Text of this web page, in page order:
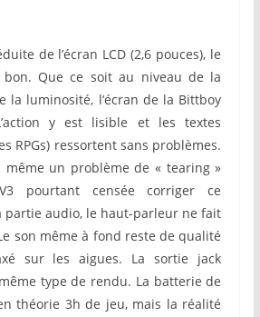
de l’écran LCD (2,6 pouces), le
Que ce soit au niveau de la
la luminosité, l’écran de la Bittboy
y est lisible et les textes
RPGs) ressortent sans problèmes.
même un problème de « tearing »
pourtant censée corriger ce
partie audio, le haut-parleur ne fait
son même à fond reste de qualité
sur les aigues. La sortie jack
type de rendu. La batterie de
théorie 3h de jeu, mais la réalité